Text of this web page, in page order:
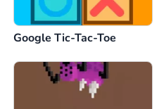
Google Tic-Tac-Toe